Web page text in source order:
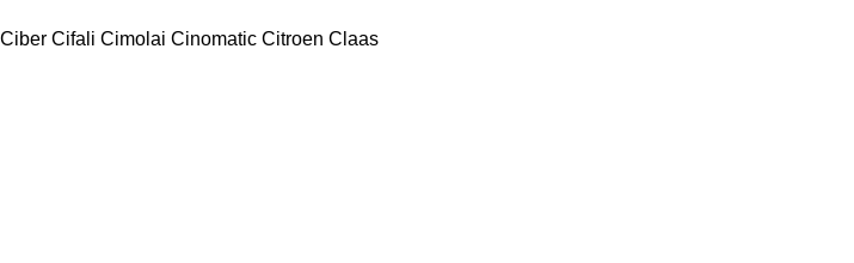
Ciber Cifali Cimolai Cinomatic Citroen Claas